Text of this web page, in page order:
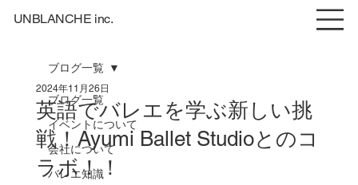
UNBLANCHE inc.
ブログ一覧
イベントについて
会社について
バレエ知識
ブログ一覧
英語でバレエを学ぶ新しい挑
戦！Ayumi Ballet Studioとのコ
ラボ！！
2024年11月26日